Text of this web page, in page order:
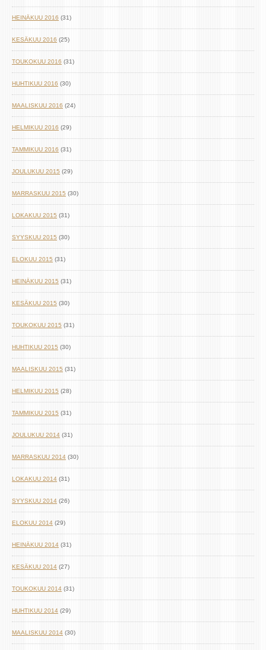
HEINÄKUU 2016 (31)
KESÄKUU 2016 (25)
TOUKOKUU 2016 (31)
HUHTIKUU 2016 (30)
MAALISKUU 2016 (24)
HELMIKUU 2016 (29)
TAMMIKUU 2016 (31)
JOULUKUU 2015 (29)
MARRASKUU 2015 (30)
LOKAKUU 2015 (31)
SYYSKUU 2015 (30)
ELOKUU 2015 (31)
HEINÄKUU 2015 (31)
KESÄKUU 2015 (30)
TOUKOKUU 2015 (31)
HUHTIKUU 2015 (30)
MAALISKUU 2015 (31)
HELMIKUU 2015 (28)
TAMMIKUU 2015 (31)
JOULUKUU 2014 (31)
MARRASKUU 2014 (30)
LOKAKUU 2014 (31)
SYYSKUU 2014 (26)
ELOKUU 2014 (29)
HEINÄKUU 2014 (31)
KESÄKUU 2014 (27)
TOUKOKUU 2014 (31)
HUHTIKUU 2014 (29)
MAALISKUU 2014 (30)